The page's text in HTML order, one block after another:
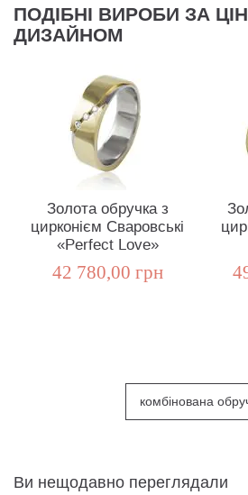
ПОДІБНІ ВИРОБИ ЗА
ДИЗАЙНОМ
Золота обручка з
цирконієм Сваровські
«Perfect Love»
42 780,00 грн
комбінована
Ви нещодавно переглядали